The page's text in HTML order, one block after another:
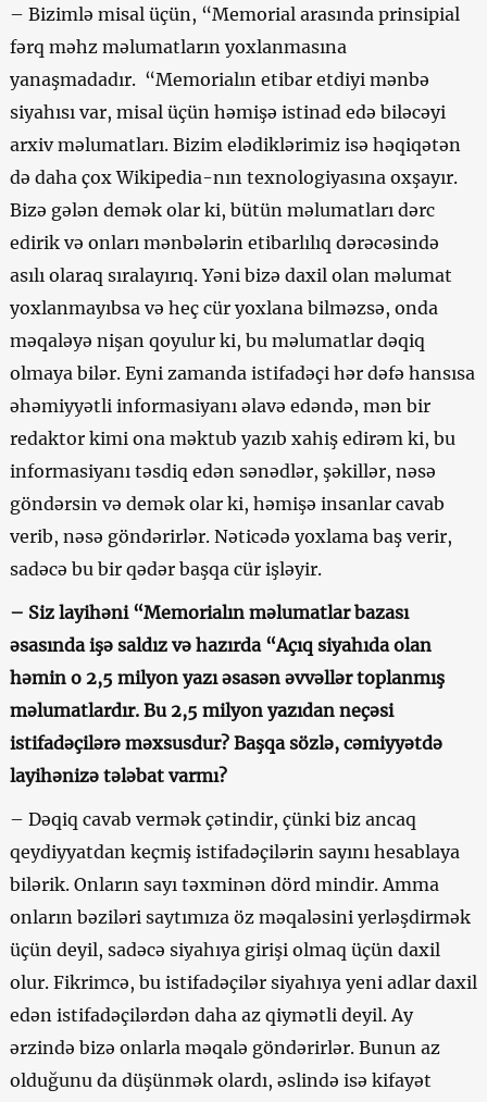
– Bizimlə misal üçün, “Memorial arasında prinsipial
fərq məhz məlumatların yoxlanmasına
yanaşmadadır. “Memorialın etibar etdiyi mənbə
siyahısı var, misal üçün həmişə istinad edə biləcəyi
arxiv məlumatları. Bizim elədiklərimiz isə həqiqətən
də daha çox Wikipedia-nın texnologiyasına oxşayır.
Bizə gələn demək olar ki, bütün məlumatları dərc
edirik və onları mənbələrin etibarlılıq dərəcəsində
asılı olaraq sıralayırıq. Yəni bizə daxil olan məlumat
yoxlanmayıbsa və heç cür yoxlana bilməzsə, onda
məqaləyə nişan qoyulur ki, bu məlumatlar dəqiq
olmaya bilər. Eyni zamanda istifadəçi hər dəfə hansısa
əhəmiyyətli informasiyanı əlavə edəndə, mən bir
redaktor kimi ona məktub yazıb xahiş edirəm ki, bu
informasiyanı təsdiq edən sənədlər, şəkillər, nəsə
göndərsin və demək olar ki, həmişə insanlar cavab
verib, nəsə göndərirlər. Nəticədə yoxlama baş verir,
sadəcə bu bir qədər başqa cür işləyir.
– Siz layihəni “Memorialın məlumatlar bazası
əsasında işə saldız və hazırda “Açıq siyahıda olan
həmin o 2,5 milyon yazı əsasən əvvəllər toplanmış
məlumatlardır. Bu 2,5 milyon yazıdan neçəsi
istifadəçilərə məxsusdur? Başqa sözlə, cəmiyyətdə
layihənizə tələbat varmı?
– Dəqiq cavab vermək çətindir, çünki biz ancaq
qeydiyyatdan keçmiş istifadəçilərin sayını hesablaya
bilərik. Onların sayı təxminən dörd mindir. Amma
onların bəziləri saytımıza öz məqaləsini yerləşdirmək
üçün deyil, sadəcə siyahıya girişi olmaq üçün daxil
olur. Fikrimcə, bu istifadəçilər siyahıya yeni adlar daxil
edən istifadəçilərdən daha az qiymətli deyil. Ay
ərzində bizə onlarla məqalə göndərirlər. Bunun az
olduğunu da düşünmək olardı, əslində isə kifayət